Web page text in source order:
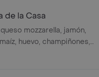
de la Casa
mozzarella, jamón,
huevo, champiñones,
y salsa ranch.